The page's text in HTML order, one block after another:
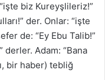
biz Kureyşlileriz!”
der. Onlar: “işte
de: “Ey Ebu Talib!”
derler. Adam: “Bana
bir haber) tebliğ